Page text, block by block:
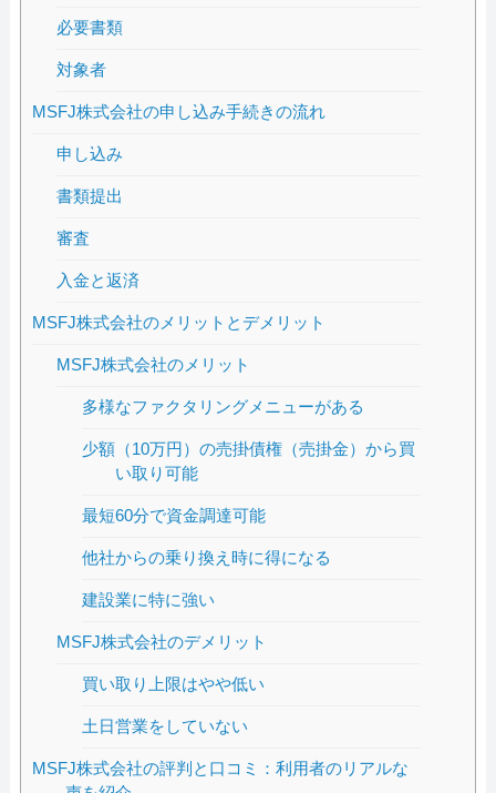
必要書類
対象者
MSFJ株式会社の申し込み手続きの流れ
申し込み
書類提出
審査
入金と返済
MSFJ株式会社のメリットとデメリット
MSFJ株式会社のメリット
多様なファクタリングメニューがある
少額（10万円）の売掛債権（売掛金）から買
い取り可能
最短60分で資金調達可能
他社からの乗り換え時に得になる
建設業に特に強い
MSFJ株式会社のデメリット
買い取り上限はやや低い
土日営業をしていない
MSFJ株式会社の評判と口コミ：利用者のリアルな